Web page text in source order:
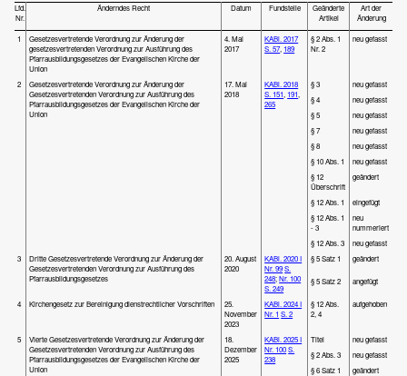
Lfd.
Nr.
Änderndes Recht Datum Fundstelle
Geänderte
Artikel
Art der
Änderung
1
Gesetzesvertretende Verordnung zur Änderung der
gesetzesvertretenden Verordnung zur Ausführung des
Pfarrausbildungsgesetzes der Evangelischen Kirche der
Union
4. Mai
2017
KABl. 2017
S. 57,189
§ 2 Abs. 1
Nr. 2
neu gefasst
2
Gesetzesvertretende Verordnung zur Änderung der
Gesetzesvertretenden Verordnung zur Ausführung des
Pfarrausbildungsgesetzes der Evangelischen Kirche der
Union
17. Mai
2018
KABl. 2018
S. 151 ,191
265
§ 3
neu gefasst
§ 4
neu gefasst
§ 5
neu gefasst
§ 7
neu gefasst
§ 8
neu gefasst
§ 10 Abs. 1
neu gefasst
§ 12
Überschrift
geändert
§ 12 Abs. 1
eingefügt
§ 12 Abs. 1
- 3
neu
nummeriert
§ 12 Abs. 3
neu gefasst
3
Dritte Gesetzesvertretende Verordnung zur Änderung der
Gesetzesvertretenden Verordnung zur Ausführung des
Pfarrausbildungsgesetzes
20. August
2020
KABl. 2020 I
Nr. 99S.
248;Nr. 100
S. 249
§ 5 Satz 1 geändert
§ 5 Satz 2 angefügt
4 Kirchengesetz zur Bereinigung dienstrechtlicher Vorschriften
25.
November
2023
KABl. 2024 I
Nr. 1 S. 2
§ 12 Abs.
2, 4
aufgehoben
5
Vierte Gesetzesvertretende Verordnung zur Änderung der
Gesetzesvertretenden Verordnung zur Ausführung des
Pfarrausbildungsgesetzes der Evangelischen Kirche der
Union
18.
Dezember
2025
KABl. 2025 I
Nr. 100S.
238
Titel
neu gefasst
§ 2 Abs. 3
neu gefasst
§ 6 Satz 1
geändert